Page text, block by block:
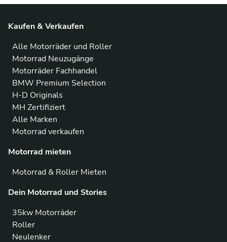
Kaufen & Verkaufen
Alle Motorräder und Roller
Motorrad Neuzugänge
Motorräder Fachhandel
BMW Premium Selection
H-D Originals
MH Zertifiziert
Alle Marken
Motorrad verkaufen
Motorrad mieten
Motorrad & Roller Mieten
Dein Motorrad und Stories
35kw Motorräder
Roller
Neulenker